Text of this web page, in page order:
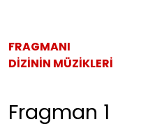
FRAGMANI
DİZİNİN MÜZİKLERİ
Fragman 1